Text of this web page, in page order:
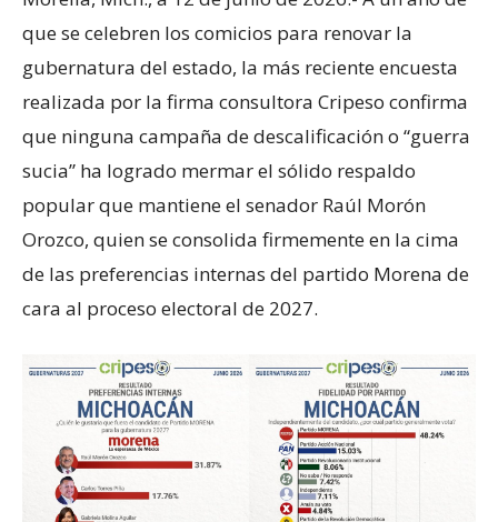
que se celebren los comicios para renovar la
gubernatura del estado, la más reciente encuesta
realizada por la firma consultora Cripeso confirma
que ninguna campaña de descalificación o “guerra
sucia” ha logrado mermar el sólido respaldo
popular que mantiene el senador Raúl Morón
Orozco, quien se consolida firmemente en la cima
de las preferencias internas del partido Morena de
cara al proceso electoral de 2027.